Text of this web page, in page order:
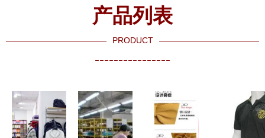
产品列表
PRODUCT
----------------